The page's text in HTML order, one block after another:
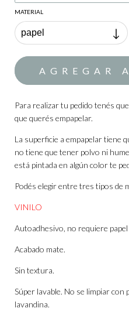
MATERIAL
Para realizar tu pedido tenés
que querés empapelar.
La superficie a empapelar tiene
no tiene que tener polvo ni
está pintada en algún color te
Podés elegir entre tres tipos de
VINILO
Autoadhesivo, no requiere papel
Acabado mate.
Sin textura.
Súper lavable. No se limpiar
lavandina.